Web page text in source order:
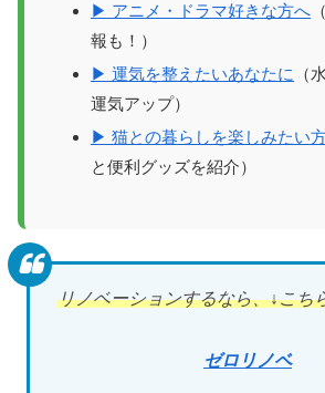
▶ アニメ・ドラマ好きな方へ
報も！）
▶ 運気を整えたいあなたに
（
運気アップ）
▶ 猫との暮らしを楽しみたい
と便利グッズを紹介）
リノベーションするなら、↓こち
ゼロリノベ